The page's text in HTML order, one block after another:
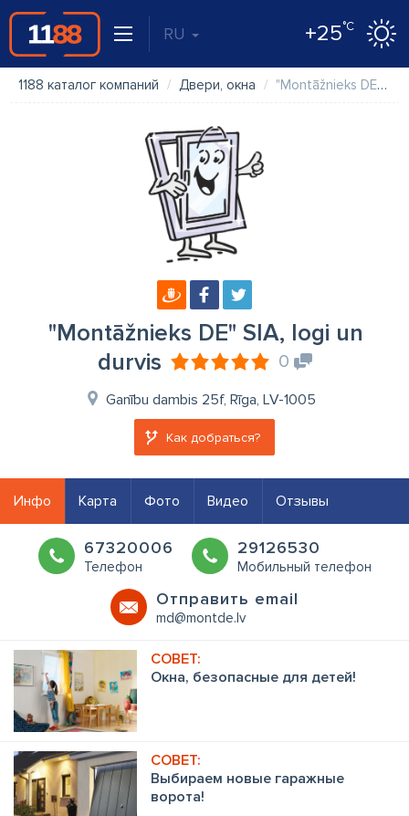
RU +25°C
1188 каталог компаний Двери, окна "Montāžnieks DE" SIA, logi un durvis
"Montāžnieks DE" SIA, logi un
durvis
0
Ganību dambis 25f, Rīga, LV-1005
Как добраться?
Инфо Карта Фото Видео Отзывы
67320006
Телефон
29126530
Мобильный телефон
Oтправить email
md@montde.lv
Окна, безопасные для детей!
Выбираем новые гаражные
ворота!